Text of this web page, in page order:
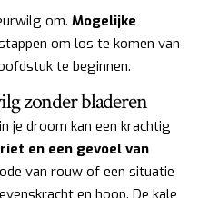
om. Mogelijke
om los te komen van
te beginnen.
zonder bladeren
je droom kan een krachtig
en een gevoel van
van rouw of een situatie
en hoop. De kale